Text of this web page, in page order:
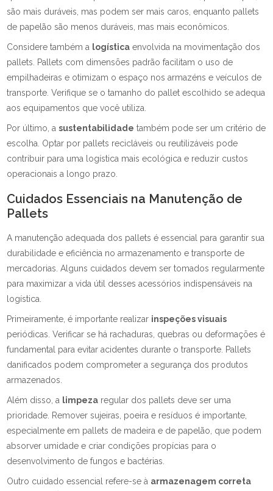
são mais duráveis, mas podem ser mais caros, enquanto pallets
de papelão são menos duráveis, mas mais econômicos.
Considere também a logística envolvida na movimentação dos
pallets. Pallets com dimensões padrão facilitam o uso de
empilhadeiras e otimizam o espaço nos armazéns e veículos de
transporte. Verifique se o tamanho do pallet escolhido se adequa
aos equipamentos que você utiliza.
Por último, asustentabilidade também pode ser um critério de
escolha. Optar por pallets recicláveis ou reutilizáveis pode
contribuir para uma logística mais ecológica e reduzir custos
operacionais a longo prazo.
Cuidados Essenciais na Manutenção de
Pallets
A manutenção adequada dos pallets é essencial para garantir sua
durabilidade e eficiência no armazenamento e transporte de
mercadorias. Alguns cuidados devem ser tomados regularmente
para maximizar a vida útil desses acessórios indispensáveis na
logística.
Primeiramente, é importante realizar inspeções visuais
periódicas. Verificar se há rachaduras, quebras ou deformações é
fundamental para evitar acidentes durante o transporte. Pallets
danificados podem comprometer a segurança dos produtos
armazenados.
Além disso, a limpeza regular dos pallets deve ser uma
prioridade. Remover sujeiras, poeira e resíduos é importante,
especialmente em pallets de madeira e de papelão, que podem
absorver umidade e criar condições propícias para o
desenvolvimento de fungos e bactérias.
Outro cuidado essencial refere-se à armazenagem correta